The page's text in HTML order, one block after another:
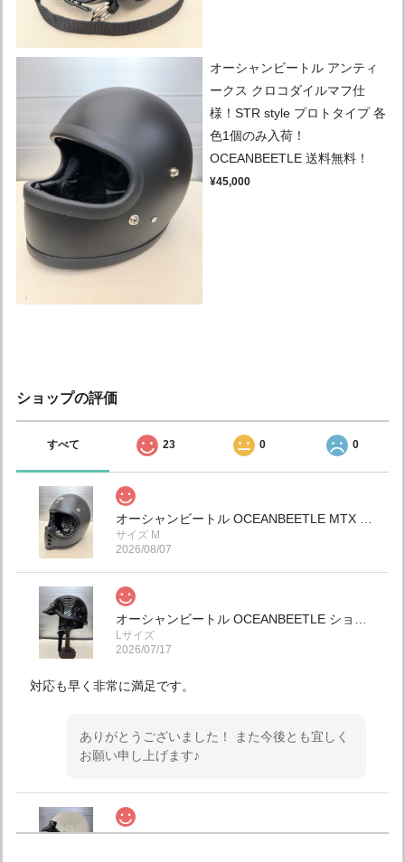
オーシャンビートル アンティ
ークス クロコダイルマフ仕
様！STR style プロトタイプ 各
色1個のみ入荷！
OCEANBEETLE 送料無料！
¥45,000
ショップの評価
すべて 23 0 0
オーシャンビートル OCEANBEETLE MTX 別注マット ダークグレー 各サイズ有り ペイズリーインナー黒仕様！ 送料無料！
サイズ M
2026/08/07
オーシャンビートル OCEANBEETLE ショーティー4 別注ブラックメタリック 各サイズ有り チンカップ黒 本皮クロコダイル型押し仕様 (鑑賞用.コレクション) SALE中！ 送料無料！インスタ.ホームページのみの限定販売！ (予約商品) 本日入荷してます！
Lサイズ
2026/07/17
対応も早く非常に満足です。
ありがとうございました！ また今後とも宜しく
お願い申し上げます♪